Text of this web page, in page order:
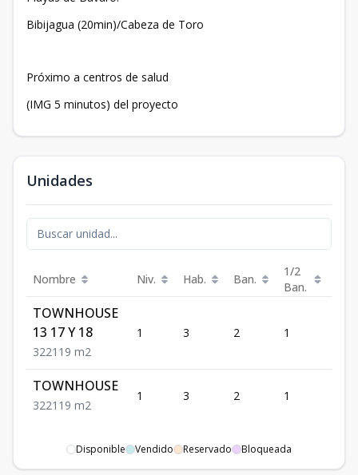
Bibijagua (20min)/Cabeza de Toro
Próximo a centros de salud
(IMG 5 minutos) del proyecto
Unidades
Nombre Niv. Hab. Ban.
1/2
Ban.
TOWNHOUSE
13 17 Y 18
322119 m2
1 3 2 1
TOWNHOUSE
322119 m2
1 3 2 1
Disponible Vendido Reservado Bloqueada